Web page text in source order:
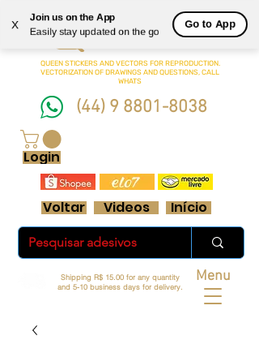
X
Join us on the App
Easily stay updated on the go
Go to App
QUEEN STICKERSAND VECTORS FOR REPRODUCTION.
VECTORIZATION OF DRAWINGS AND QUESTIONS, CALL
WHATS
(44) 9 8801-8038
Início
Menu
Shipping R$ 15.00 for any quantity
and 5-10 business days for delivery.
Login
Voltar Videos
Queen
Adesivos Ltda.